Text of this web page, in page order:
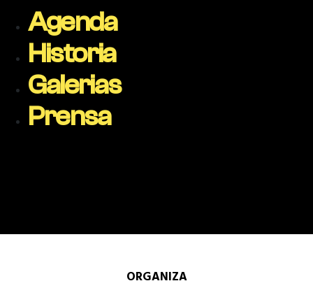
Agenda
Historia
Galerias
Prensa
ORGANIZA